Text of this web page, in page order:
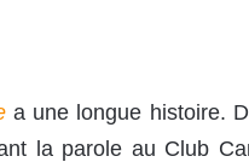
a une longue histoire.
la parole au Club